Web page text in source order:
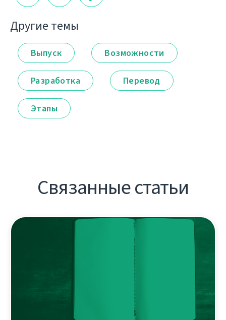
Другие темы
Выпуск Возможности
Разработка Перевод
Этапы
Связанные статьи